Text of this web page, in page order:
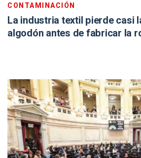
CONTAMINACIÓN
La industria textil pierde casi
algodón antes de fabricar la